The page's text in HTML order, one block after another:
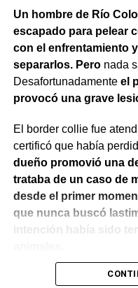
Un hombre de Río
escapado para pelear
con el enfrentamiento
separarlos. Peronada
Desafortunadamente el
provocó una grave
El border collie fue
certificó que había
dueño promovió una
trataba de un caso de
desde el primer
que nunca buscó
intención había sido
El Juzgado de Paz